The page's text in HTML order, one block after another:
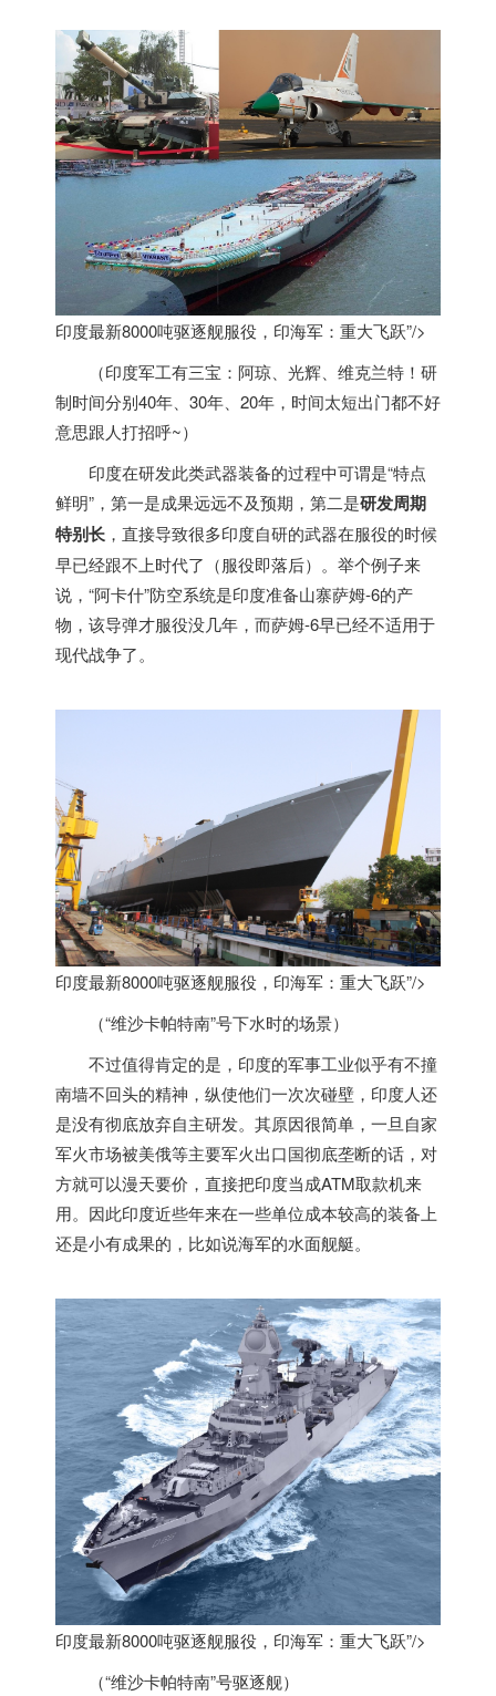
印度最新8000吨驱逐舰服役，印海军：重大飞跃”/>
（印度军工有三宝：阿琼、光辉、维克兰特！研
制时间分别40年、30年、20年，时间太短出门都不好
意思跟人打招呼~）
印度在研发此类武器装备的过程中可谓是“特点
鲜明”，第一是成果远远不及预期，第二是研发周期
特别长 ，直接导致很多印度自研的武器在服役的时候
早已经跟不上时代了（服役即落后）。举个例子来
说，“阿卡什”防空系统是印度准备山寨萨姆-6的产
物，该导弹才服役没几年，而萨姆-6早已经不适用于
现代战争了。
印度最新8000吨驱逐舰服役，印海军：重大飞跃”/>
（“维沙卡帕特南”号下水时的场景）
不过值得肯定的是， 印度的军事工业似乎有不撞
南墙不回头的精神，纵使他们一次次碰壁， 印度人还
是没有彻底放弃自主研发。其原因很简单，一旦自家
军火市场被美俄等主要军火出口国彻底垄断的话，对
方就可以漫天要价，直接把印度当成ATM取款机来
用。因此印度近些年来在一些单位成本较高的装备上
还是小有成果的，比如说海军的水面舰艇。
印度最新8000吨驱逐舰服役，印海军：重大飞跃”/>
（“维沙卡帕特南”号驱逐舰）